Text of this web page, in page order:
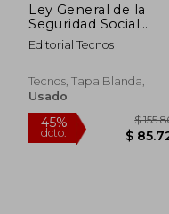
Ley General de la
Seguridad Social
(Derecho - Biblioteca
De Textos Legales)
Editorial Tecnos
Tecnos, Tapa Blanda,
Usado